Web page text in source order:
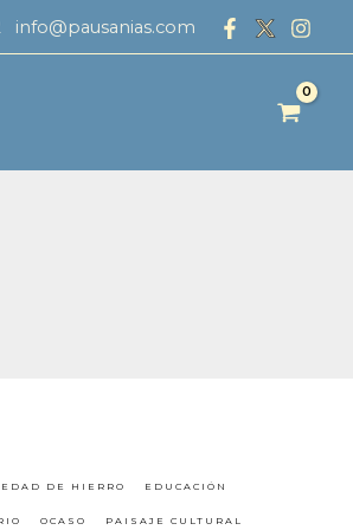
info@pausanias.com
EDAD DE HIERRO EDUCACIÓN
OCASO PAISAJE CULTURAL